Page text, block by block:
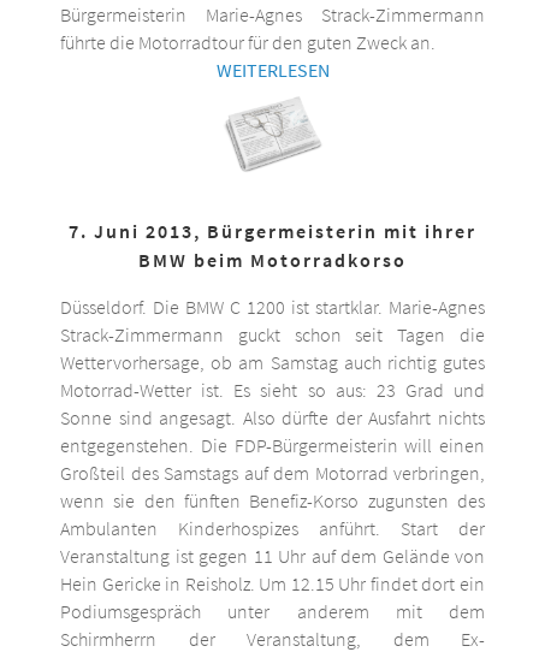
Bürgermeisterin Marie-Agnes Strack-Zimmermann
führte die Motorradtour für den guten Zweck an.
WEITERLESEN
7. Juni 2013, Bürgermeisterin mit ihrer
BMW beim Motorradkorso
Düsseldorf. Die BMW C 1200 ist startklar. Marie-Agnes
Strack-Zimmermann guckt schon seit Tagen die
Wettervorhersage, ob am Samstag auch richtig gutes
Motorrad-Wetter ist. Es sieht so aus: 23 Grad und
Sonne sind angesagt. Also dürfte der Ausfahrt nichts
entgegenstehen. Die FDP-Bürgermeisterin will einen
Großteil des Samstags auf dem Motorrad verbringen,
wenn sie den fünften Benefiz-Korso zugunsten des
Ambulanten Kinderhospizes anführt. Start der
Veranstaltung ist gegen 11 Uhr auf dem Gelände von
Hein Gericke in Reisholz. Um 12.15 Uhr findet dort ein
Podiumsgespräch unter anderem mit dem
Schirmherrn der Veranstaltung, dem Ex-